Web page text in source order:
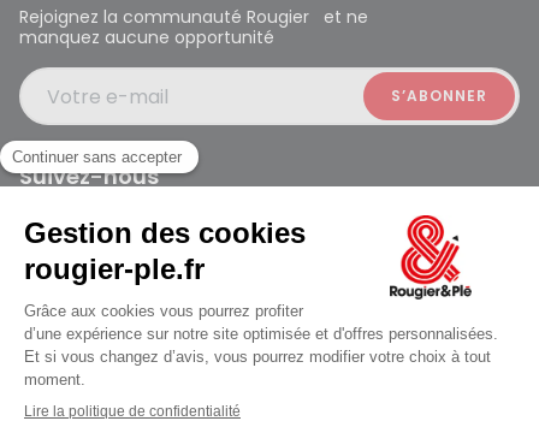
Rejoignez la communauté Rougier et ne
manquez aucune opportunité
Votre e-mail
Suivez-nous
Rougier et Plé 2024 Copyright